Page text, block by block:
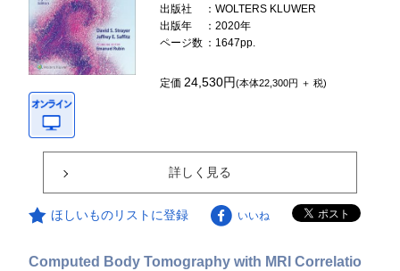
出版社
：WOLTERS KLUWER
出版年
：2020年
ページ数 ：1647pp.
定価24,530円(本体22,300円 ＋ 税)
詳しく見る
ほしいものリストに登録 いいね
Computed Body Tomography with MRI Correlatio